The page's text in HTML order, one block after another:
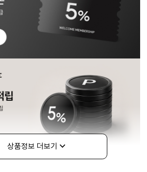
상품정보 더보기